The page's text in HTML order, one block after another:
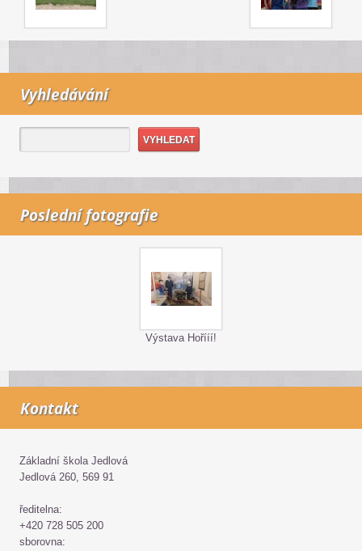
Vyhledávání
Poslední fotografie
Výstava Hořííí!
Kontakt
Základní škola Jedlová
Jedlová 260, 569 91
ředitelna:
+420 728 505 200
sborovna: